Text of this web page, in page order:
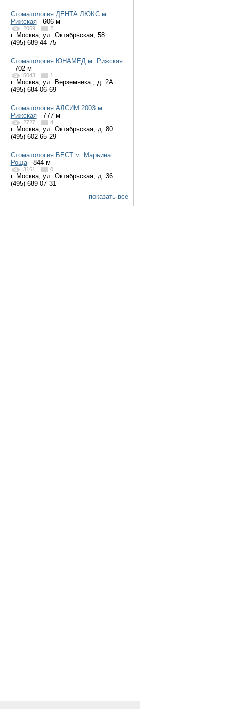
Стоматология ДЕНТА ЛЮКС м.
Рижская- 606 м
2069 2
г. Москва, ул. Октябрьская, 58
(495) 689-44-75
Стоматология ЮНАМЕД м. Рижская
- 702 м
5043 1
г. Москва, ул. Верземнека , д. 2А
(495) 684-06-69
Стоматология АЛСИМ 2003 м.
Рижская- 777 м
2727 4
г. Москва, ул. Октябрьская, д. 80
(495) 602-65-29
Стоматология БЕСТ м. Марьина
Роща- 844 м
3161 0
г. Москва, ул. Октябрьская, д. 36
(495) 689-07-31
показать все